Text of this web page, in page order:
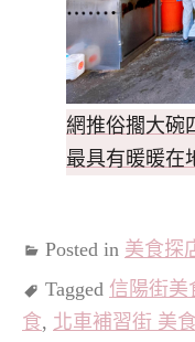
網推俗擱大碗
最具有暖暖在
Posted in 美食探
Tagged 信陽街美
食, 北車補習街 美食